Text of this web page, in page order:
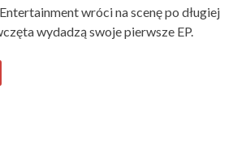
wróci na scenę po długiej
wydadzą swoje pierwsze EP.